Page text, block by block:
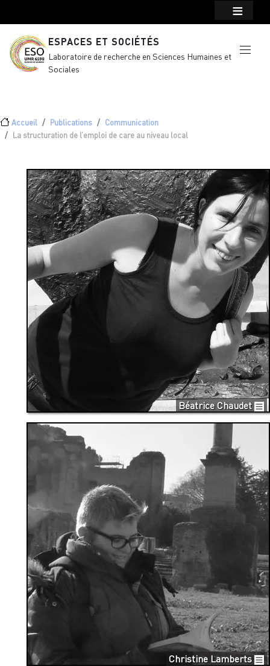
ESPACES ET SOCIÉTÉS
Laboratoire de recherche en Sciences Humaines et
Sociales
Fil d'Ariane
Accueil Publications
Communication
La structuration de l’emploi de care au niveau local
Béatrice Chaudet
Christine Lamberts